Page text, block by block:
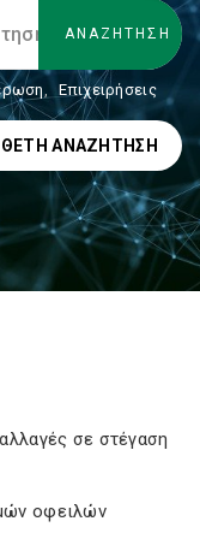
, Επιχειρήσεις
ΑΝΑΖΉΤΗΣΗ
σε στέγαση
οφειλών